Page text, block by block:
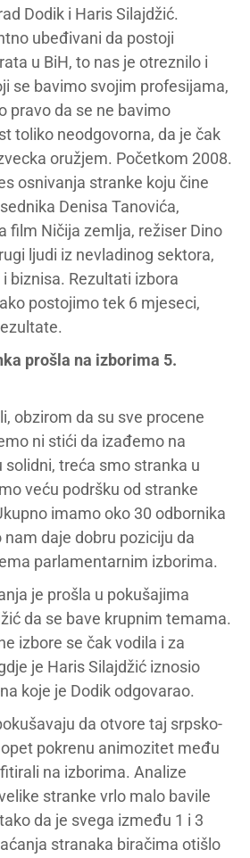
Dodik i Haris Silajdžić.
ubeđivani da postoji
u BiH, to nas je otreznilo i
se bavimo svojim profesijama,
pravo da se ne bavimo
toliko neodgovorna, da je čak
oružjem. Početkom 2008.
osnivanja stranke koju čine
Denisa Tanovića,
film Ničija zemlja, režiser Dino
ljudi iz nevladinog sektora,
biznisa. Rezultati izbora
postojimo tek 6 mjeseci,
prošla na izborima 5.
obzirom da su sve procene
ni stići da izađemo na
solidni, treća smo stranka u
veću podršku od stranke
imamo oko 30 odbornika
daje dobru poziciju da
parlamentarnim izborima.
je prošla u pokušajima
da se bave krupnim temama.
izbore se čak vodila i za
je Haris Silajdžić iznosio
koje je Dodik odgovarao.
da otvore taj srpsko-
pokrenu animozitet među
na izborima. Analize
stranke vrlo malo bavile
da je svega između 1 i 3
stranaka biračima otišlo